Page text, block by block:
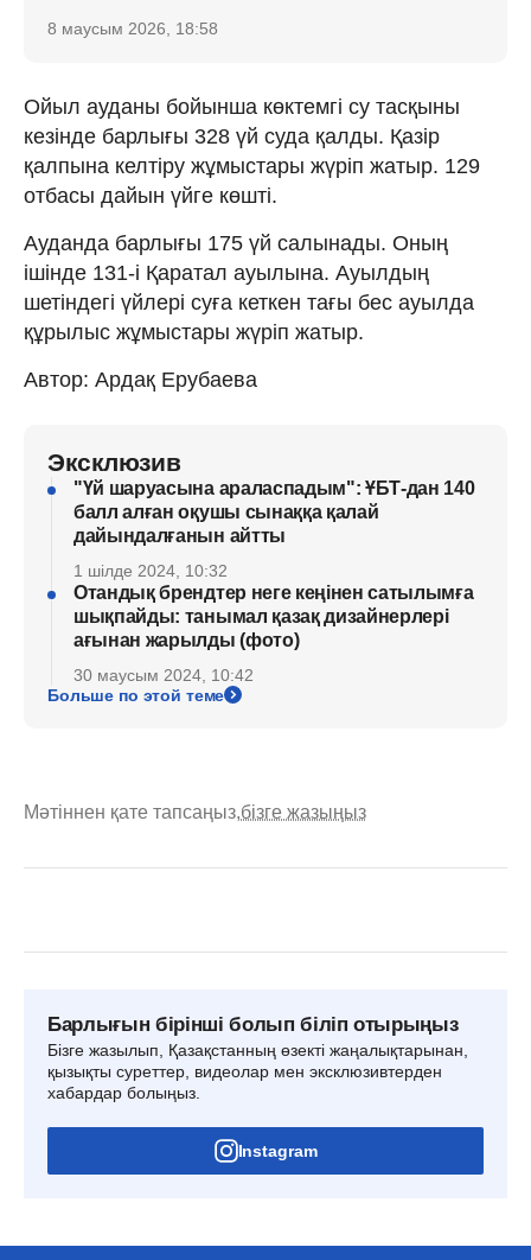
8 маусым 2026, 18:58
Ойыл ауданы бойынша көктемгі су тасқыны
кезінде барлығы 328 үй суда қалды. Қазір
қалпына келтіру жұмыстары жүріп жатыр. 129
отбасы дайын үйге көшті.
Ауданда барлығы 175 үй салынады. Оның
ішінде 131-і Қаратал ауылына. Ауылдың
шетіндегі үйлері суға кеткен тағы бес ауылда
құрылыс жұмыстары жүріп жатыр.
Автор: Ардақ Ерубаева
Эксклюзив
"Үй шаруасына араласпадым": ҰБТ-дан 140
балл алған оқушы сынаққа қалай
дайындалғанын айтты
1 шілде 2024, 10:32
Отандық брендтер неге кеңінен сатылымға
шықпайды: танымал қазақ дизайнерлері
ағынан жарылды (фото)
30 маусым 2024, 10:42
Больше по этой теме
Мәтіннен қате тапсаңыз,бізге жазыңыз
Барлығын бірінші болып біліп отырыңыз
Бізге жазылып, Қазақстанның өзекті жаңалықтарынан,
қызықты суреттер, видеолар мен эксклюзивтерден
хабардар болыңыз.
Instagram